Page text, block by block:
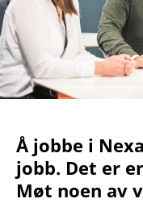
Å jobbe i
jobb. Det er
Møt noen av